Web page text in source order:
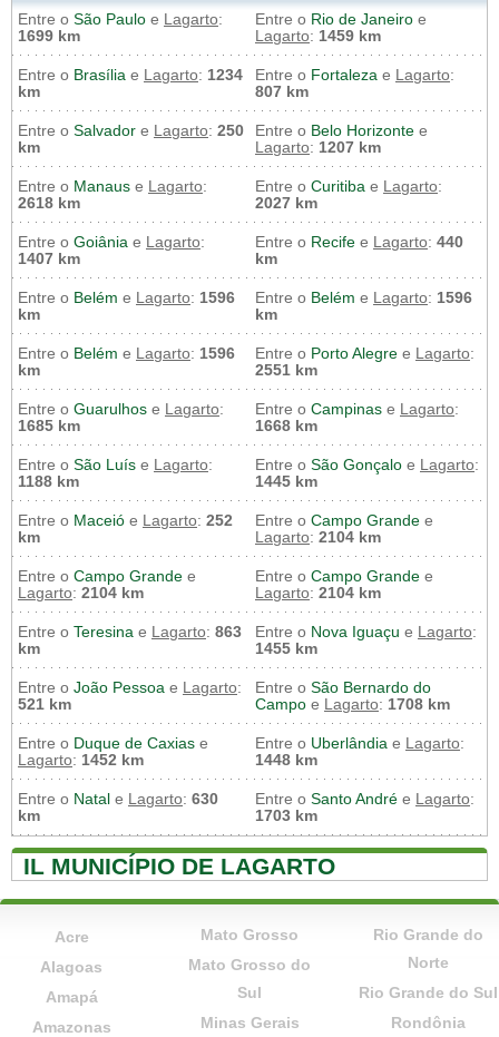
Entre o São Paulo e Lagarto:
1699 km
Entre o Rio de Janeiro e
Lagarto: 1459 km
Entre o Brasília e Lagarto: 1234
km
Entre o Fortaleza e Lagarto:
807 km
Entre o Salvador e Lagarto: 250
km
Entre o Belo Horizonte e
Lagarto: 1207 km
Entre o Manaus e Lagarto:
2618 km
Entre o Curitiba e Lagarto:
2027 km
Entre o Goiânia e Lagarto:
1407 km
Entre o Recife e Lagarto: 440
km
Entre o Belém e Lagarto: 1596
km
Entre o Belém e Lagarto: 1596
km
Entre o Belém e Lagarto: 1596
km
Entre o Porto Alegre e Lagarto:
2551 km
Entre o Guarulhos e Lagarto:
1685 km
Entre o Campinas e Lagarto:
1668 km
Entre o São Luís e Lagarto:
1188 km
Entre o São Gonçalo e Lagarto:
1445 km
Entre o Maceió e Lagarto: 252
km
Entre o Campo Grande e
Lagarto: 2104 km
Entre o Campo Grande e
Lagarto: 2104 km
Entre o Campo Grande e
Lagarto: 2104 km
Entre o Teresina e Lagarto: 863
km
Entre o Nova Iguaçu e Lagarto:
1455 km
Entre o João Pessoa e Lagarto:
521 km
Entre o São Bernardo do
Campo e Lagarto: 1708 km
Entre o Duque de Caxias e
Lagarto: 1452 km
Entre o Uberlândia e Lagarto:
1448 km
Entre o Natal e Lagarto: 630
km
Entre o Santo André e Lagarto:
1703 km
IL MUNICÍPIO DE LAGARTO
Acre
Alagoas
Amapá
Amazonas
Mato Grosso
Mato Grosso do
Sul
Minas Gerais
Rio Grande do
Norte
Rio Grande do Sul
Rondônia